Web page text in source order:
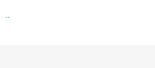
"PRZYPRAWA
→